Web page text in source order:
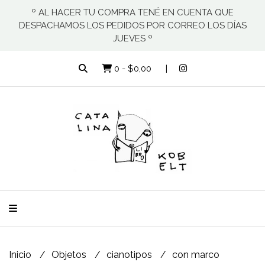
º AL HACER TU COMPRA TENÉ EN CUENTA QUE
DESPACHAMOS LOS PEDIDOS POR CORREO LOS DÍAS
JUEVES º
0 - $0,00
Inicio Objetos cianotipos con marco